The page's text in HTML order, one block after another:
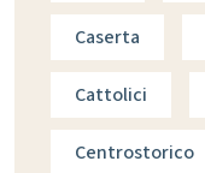
Caserta
Cattolici
Centrostorico